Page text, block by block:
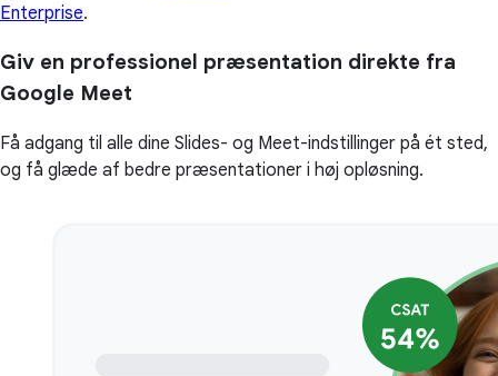
Enterprise.
Giv en professionel præsentation direkte fra
Google Meet
Få adgang til alle dine Slides- og Meet-indstillinger på ét sted,
og få glæde af bedre præsentationer i høj opløsning.